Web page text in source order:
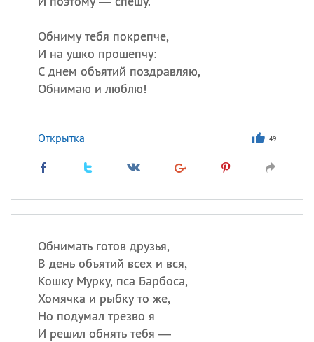
Обниму тебя покрепче,
И на ушко прошепчу:
С днем объятий поздравляю,
Обнимаю и люблю!
Открытка 49
Обнимать готов друзья,
В день объятий всех и вся,
Кошку Мурку, пса Барбоса,
Хомячка и рыбку то же,
Но подумал трезво я
И решил обнять тебя —
происхождение